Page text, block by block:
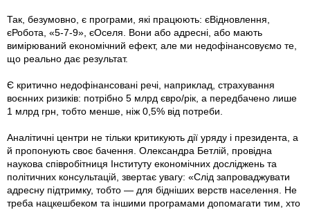
Так, безумовно, є програми, які працюють: єВідновлення,
єРобота, «5-7-9», єОселя. Вони або адресні, або мають
вимірюваний економічний ефект, але ми недофінансовуємо те,
що реально дає результат.
Є критично недофінансовані речі, наприклад, страхування
воєнних ризиків: потрібно 5 млрд євро/рік, а передбачено лише
1 млрд грн, тобто менше, ніж 0,5% від потреби.
Аналітичні центри не тільки критикують дії уряду і президента, а
й пропонують своє бачення. Олександра Бетлій, провідна
наукова співробітниця Інституту економічних досліджень та
політичних консультацій, звертає увагу: «Слід запроваджувати
адресну підтримку, тобто — для бідніших верств населення. Не
треба нацкешбеком та іншими програмами допомагати тим, хто